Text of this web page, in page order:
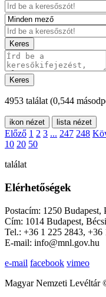
Keres
Keres
4953 találat (0,544
ikon nézet lista nézet
Előző 1 2 3 ... 247 248
10 20 50
találat
Elérhetőségek
Postacím: 1250 Budapest,
Cím: 1014 Budapest,
Tel.: +36 1 225 2843, +36
E-mail: info@mnl.gov.hu
e-mail facebook vimeo
Magyar Nemzeti Levéltár